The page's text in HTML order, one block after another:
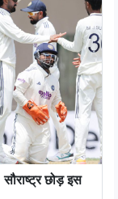
छोड़ इस